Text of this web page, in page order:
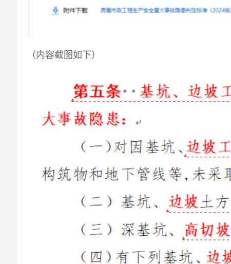
（内容截图如下）